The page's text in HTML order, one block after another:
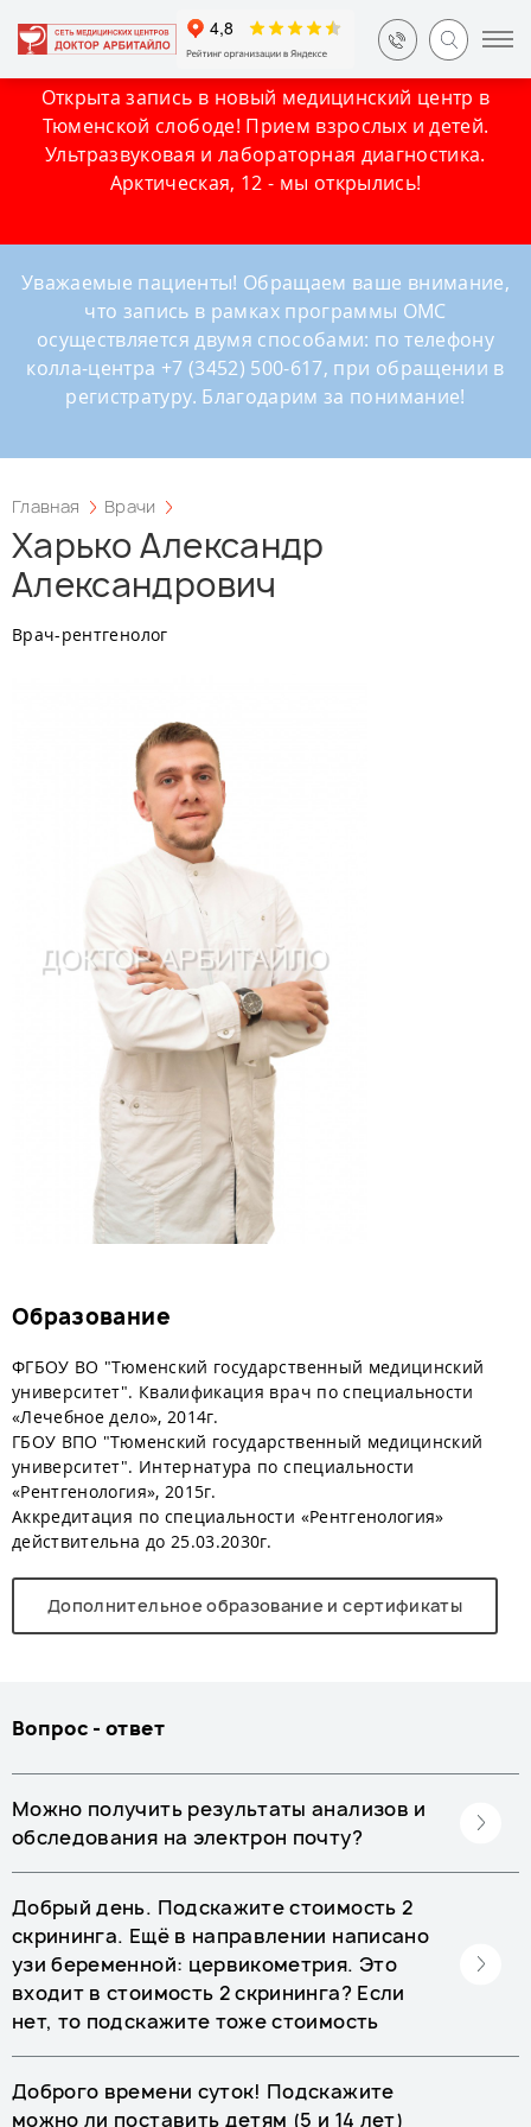
Открыта запись в новый медицинский центр в
Тюменской слободе! Прием взрослых и детей.
Ультразвуковая и лабораторная диагностика.
Арктическая, 12 - мы открылись!
Уважаемые пациенты! Обращаем ваше внимание,
что запись в рамках программы ОМС
осуществляется двумя способами: по телефону
колла-центра +7 (3452) 500-617, при обращении в
регистратуру. Благодарим за понимание!
Главная Врачи
Харько Александр
Александрович
Врач-рентгенолог
Образование
ФГБОУ ВО "Тюменский государственный медицинский
университет". Квалификация врач по специальности
«Лечебное дело», 2014г.
ГБОУ ВПО "Тюменский государственный медицинский
университет". Интернатура по специальности
«Рентгенология», 2015г.
Аккредитация по специальности «Рентгенология»
действительна до 25.03.2030г.
Дополнительное образование и сертификаты
Вопрос - ответ
Можно получить результаты анализов и
обследования на электрон почту?
Добрый день. Подскажите стоимость 2
скрининга. Ещё в направлении написано
узи беременной: цервикометрия. Это
входит в стоимость 2 скрининга? Если
нет, то подскажите тоже стоимость
Доброго времени суток! Подскажите
можно ли поставить детям (5 и 14 лет)